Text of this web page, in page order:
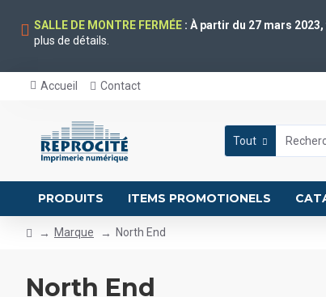
SALLE DE MONTRE FERMÉE : À partir du 27 mars
plus de détails.
Accueil Contact
Tout
PRODUITS ITEMS PROMOTIONELS
Marque North End
North End